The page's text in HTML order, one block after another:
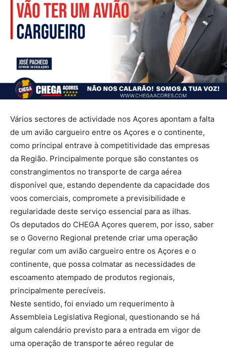
Vários sectores de actividade nos Açores apontam a falta
de um avião cargueiro entre os Açores e o continente,
como principal entrave à competitividade das empresas
da Região. Principalmente porque são constantes os
constrangimentos no transporte de carga aérea
disponível que, estando dependente da capacidade dos
voos comerciais, compromete a previsibilidade e
regularidade deste serviço essencial para as ilhas.
Os deputados do CHEGA Açores querem, por isso, saber
se o Governo Regional pretende criar uma operação
regular com um avião cargueiro entre os Açores e o
continente, que possa colmatar as necessidades de
escoamento atempado de produtos regionais,
principalmente perecíveis.
Neste sentido, foi enviado um requerimento à
Assembleia Legislativa Regional, questionando se há
algum calendário previsto para a entrada em vigor de
uma operação de transporte aéreo regular de